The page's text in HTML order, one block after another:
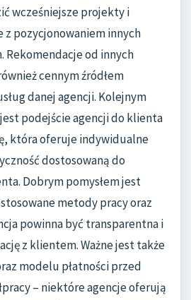
wcześniejsze projekty i
z pozycjonowaniem innych
od innych
cennym źródłem
danej agencji. Kolejnym
podejście agencji do klienta
która oferuje indywidualne
dostosowaną do
Dobrym pomysłem jest
metody pracy oraz
powinna być transparentna i
z klientem. Ważne jest także
modelu płatności przed
– niektóre agencje oferują